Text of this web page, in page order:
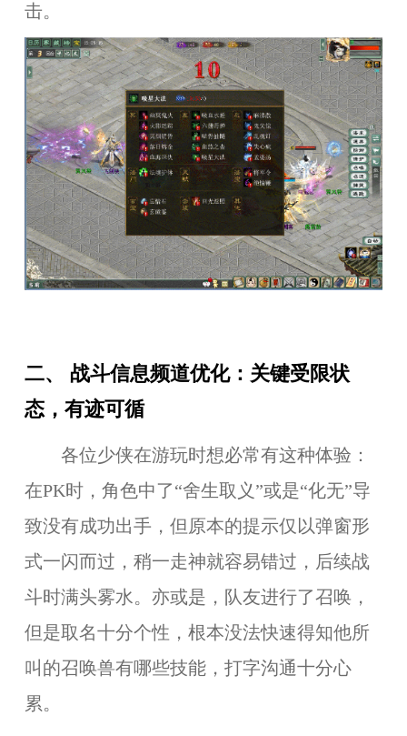
击。
二、 战斗信息频道优化：关键受限状
态，有迹可循
各位少侠在游玩时想必常有这种体验：
在PK时，角色中了“舍生取义”或是“化无”导
致没有成功出手，但原本的提示仅以弹窗形
式一闪而过，稍一走神就容易错过，后续战
斗时满头雾水。亦或是，队友进行了召唤，
但是取名十分个性，根本没法快速得知他所
叫的召唤兽有哪些技能，打字沟通十分心
累。